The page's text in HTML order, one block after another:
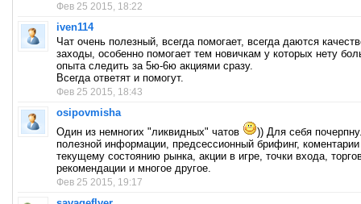
Фев 25 2015, 18:22
iven114
Чат очень полезный, всегда помогает, всегда даются
заходы, особенно помогает тем новичкам у которых нету
опыта следить за 5ю-6ю акциями сразу.
Всегда ответят и помогут.
Фев 25 2015, 18:43
osipovmisha
Один из немногих "ликвидных" чатов
)) Для себя
полезной информации, предсессионный брифинг,
текущему состоянию рынка, акции в игре, точки входа,
рекомендации и многое другое.
Фев 25 2015, 19:17